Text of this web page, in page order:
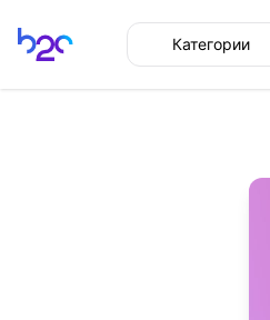
Главная Категории